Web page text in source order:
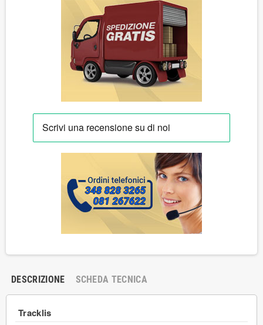
DESCRIZIONE SCHEDA TECNICA
Tracklis